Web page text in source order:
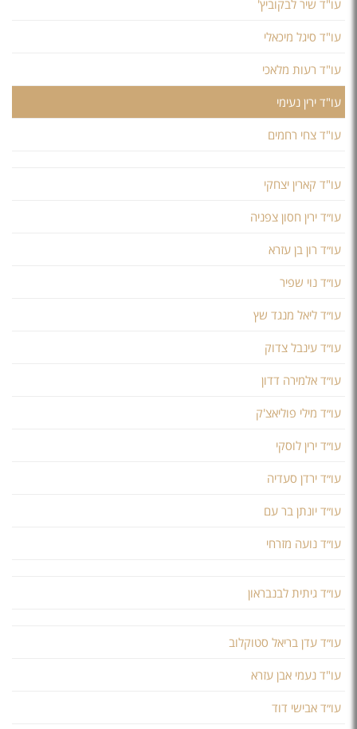
עו"ד שיר לבקוביץ'
עו"ד סיגל מיכאלי
עו"ד רעות מלאכי
עו"ד ירין נעימי
עו"ד צחי רחמים
עו"ד קארין יצחקי
עו״ד ירין חסון צפניה
עו״ד רון בן עזרא
עו״ד נוי שפיר
עו״ד ליאל מנגד שץ
עו״ד עינבל צדוק
עו״ד אלמירה דדון
עו״ד מילי פוליאצ'ק
עו״ד ירין לוסקי
עו״ד ירדן סעדיה
עו״ד יונתן בר עם
עו״ד נועה מזרחי
עו״ד גיתית לבנבראון
עו״ד עדן בריאל סטוקלוב
עו"ד נעמי אבן עזרא
עו״ד אבישי דוד